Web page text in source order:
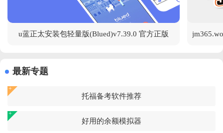
u蓝正太安装包轻量版(Blued)v7.39.0 官方正版
最新专题
托福备考软件推荐
好用的余额模拟器